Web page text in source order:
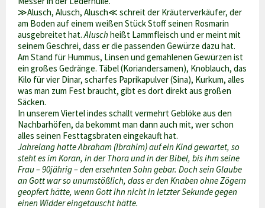
≫Alusch, Alusch, Alusch≪ schreit der Kräuterverkäufer, der
am Boden auf einem weißen Stück Stoff seinen Rosmarin
ausgebreitet hat.Aluschheißt Lammfleisch und er meint mit
seinem Geschrei, dass er die passenden Gewürze dazu hat.
Am Stand für Hummus, Linsen und gemahlenen Gewürzen ist
ein großes Gedränge. Täbel (Koriandersamen), Knoblauch, das
Kilo für vier Dinar, scharfes Paprikapulver (Sina), Kurkum, alles
was man zum Fest braucht, gibt es dort direkt aus großen
Säcken.
In unserem Viertel indes schallt vermehrt Geblöke aus den
Nachbarhöfen, da bekommt man dann auch mit, wer schon
alles seinen Festtagsbraten eingekauft hat.
Jahrelang hatte Abraham (Ibrahim) auf ein Kind gewartet, so
steht es im Koran, in der Thora und in der Bibel, bis ihm seine
Frau – 90jährig – den ersehnten Sohn gebar. Doch sein Glaube
an Gott war so unumstößlich, dass er den Knaben ohne Zögern
geopfert hätte, wenn Gott ihn nicht in letzter Sekunde gegen
einen Widder eingetauscht hätte.